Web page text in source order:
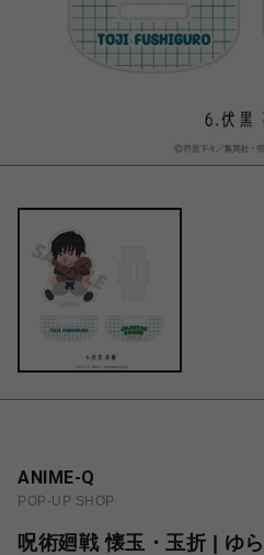
ANIME-Q
POP-UP SHOP
呪術廻戦 懐玉・玉折 | ゆ